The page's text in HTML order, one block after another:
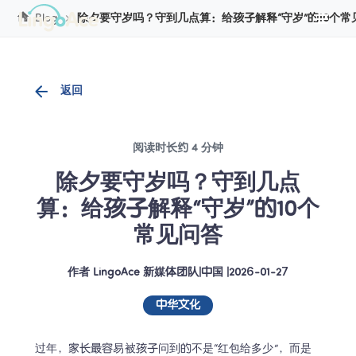
Blog 除夕要守岁吗？守到几点算：给孩子解释“守岁”的10个常
返回
阅读时长约 4 分钟
除夕要守岁吗？守到几点
算：给孩子解释“守岁”的10个
常见问答
作者 LingoAce 新媒体团队| 中国 2026-01-27
中华文化
过年，家长最容易被孩子问到的不是“红包给多少”，而是
Cookie管理